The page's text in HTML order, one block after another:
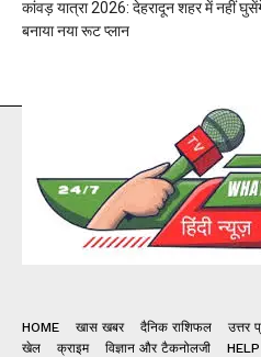
कांवड़ यात्रा 2026: देहरादून शहर में नहीं
बनाया नया रूट प्लान
HOME खास खबर दैनिक राशिफल उत्तर
खेल
क्राइम विज्ञान और टैकनोलजी HELP